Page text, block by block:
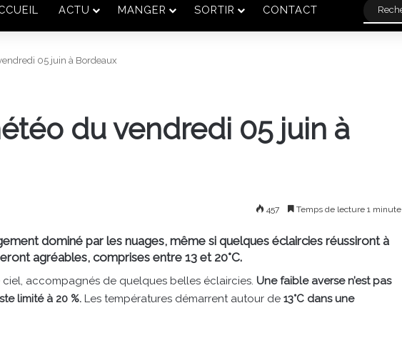
ACTU MANGER SORTIR CONTACT
05 juin à Bordeaux
du vendredi 05 juin à
457 Temps de lecture 1 minute
dominé par les nuages, même si quelques éclaircies réussiront à
agréables, comprises entre 13 et 20°C.
accompagnés de quelques belles éclaircies. Une faible averse n’est pas
limité à 20 %. Les températures démarrent autour de 13°C dans une